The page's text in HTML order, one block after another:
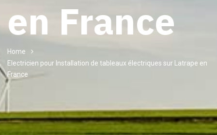
en France
Home
Electricien pour Installation de tableaux électriques sur Latrape en
France